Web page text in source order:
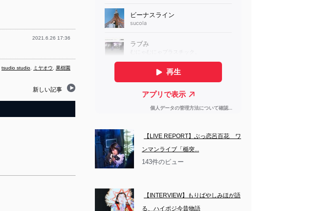
2021.6.26 17:36
tsudio studio, ミヤオウ, 果樹園
新しい記事
【LIVE REPORT】ぶっ恋呂百花　ワ
ンマンライブ「楯突...
143件のビュー
【INTERVIEW】もりばやしみほが語
る、ハイポジ今昔物語